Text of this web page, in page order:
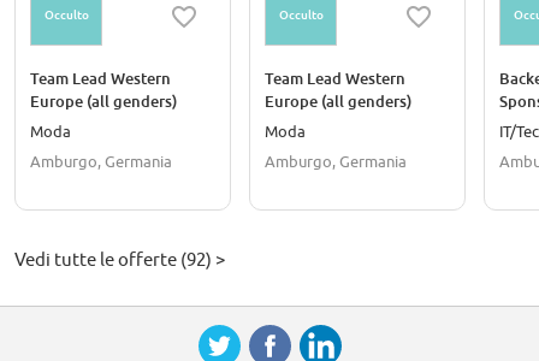
Occulto
Team Lead Western
Europe (all genders)
Moda
Amburgo, Germania
Occulto
Team Lead Western
Europe (all genders)
Moda
Amburgo, Germania
IT/
Vedi tutte le offerte (92) >